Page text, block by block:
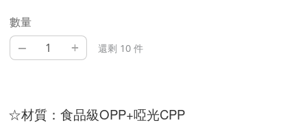
數量
– + 還剩 10 件
☆材質：食品級OPP+啞光CPP